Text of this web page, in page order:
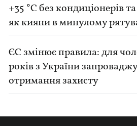
+35 °C без кондиціонерів
як кияни в минулому
ЄС змінює правила: для
років з України
отримання захисту